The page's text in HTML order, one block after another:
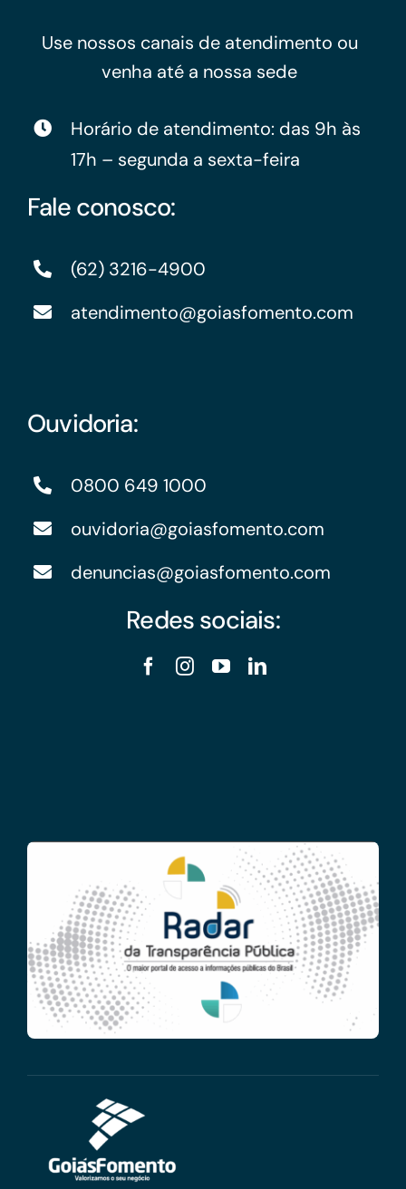
Use nossos canais de atendimento ou
venha até a nossa sede
Horário de atendimento: das 9h às
17h – segunda a sexta-feira
Fale conosco:
(62) 3216-4900
atendimento@goiasfomento.com
Ouvidoria:
0800 649 1000
ouvidoria@goiasfomento.com
denuncias@goiasfomento.com
Redes sociais: